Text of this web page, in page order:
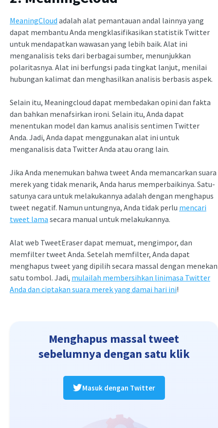
MeaningCloud adalah alat pemantauan andal lainnya yang
dapat membantu Anda mengklasifikasikan statistik Twitter
untuk mendapatkan wawasan yang lebih baik. Alat ini
menganalisis teks dari berbagai sumber, menunjukkan
polaritasnya. Alat ini berfungsi pada tingkat lanjut, menilai
hubungan kalimat dan menghasilkan analisis berbasis aspek.
Selain itu, Meaningcloud dapat membedakan opini dan fakta
dan bahkan menafsirkan ironi. Selain itu, Anda dapat
menentukan model dan kamus analisis sentimen Twitter
Anda. Jadi, Anda dapat menggunakan alat ini untuk
menganalisis data Twitter Anda atau orang lain.
Jika Anda menemukan bahwa tweet Anda memancarkan suara
merek yang tidak menarik, Anda harus memperbaikinya. Satu-
satunya cara untuk melakukannya adalah dengan menghapus
tweet negatif. Namun untungnya, Anda tidak perlu mencari
tweet lama secara manual untuk melakukannya.
Alat web TweetEraser dapat memuat, mengimpor, dan
memfilter tweet Anda. Setelah memfilter, Anda dapat
menghapus tweet yang dipilih secara massal dengan menekan
satu tombol. Jadi, mulailah membersihkan linimasa Twitter
Anda dan ciptakan suara merek yang damai hari ini!
Menghapus massal tweet
sebelumnya dengan satu klik
Masuk dengan Twitter